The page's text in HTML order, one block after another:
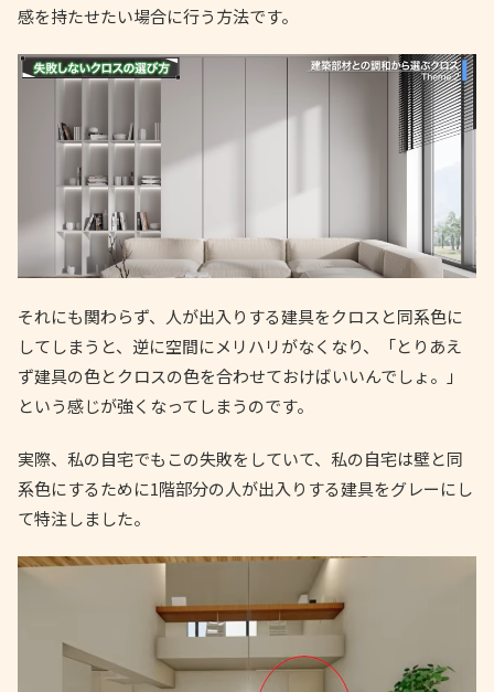
感を持たせたい場合に行う方法です。
それにも関わらず、人が出入りする建具をクロスと同系色に
してしまうと、逆に空間にメリハリがなくなり、「とりあえ
ず建具の色とクロスの色を合わせておけばいいんでしょ。」
という感じが強くなってしまうのです。
実際、私の自宅でもこの失敗をしていて、私の自宅は壁と同
系色にするために1階部分の人が出入りする建具をグレーにし
て特注しました。